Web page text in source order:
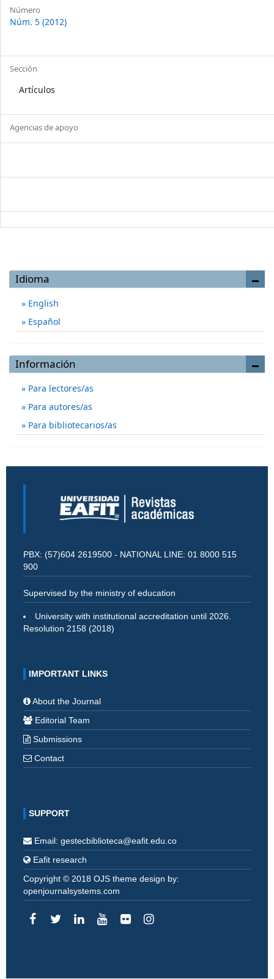
Article
Details
Número
Núm. 5 (2012)
Sección
Artículos
Agencias de apoyo
Idioma
English
Español
Información
Para lectores/as
Para autores/as
Para bibliotecarios/as
PBX: (57)604 2619500 - NATIONAL LINE: 01 8000 515
900
Supervised by the ministry of education
University with institutional accreditation until 2026.
Resolution 2158 (2018)
IMPORTANT LINKS
About the Journal
Editorial Team
Submissions
Contact
SUPPORT
Email: gestecbiblioteca@eafit.edu.co
Eafit research
Copyright © 2018 OJS theme design by:
openjournalsystems.com